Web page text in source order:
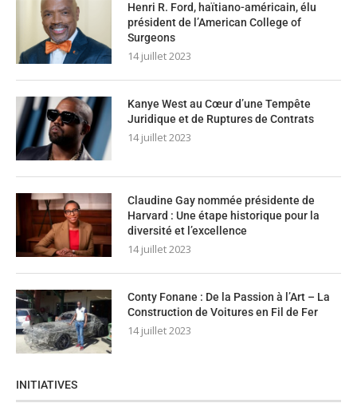
Henri R. Ford, haïtiano-américain, élu
président de l’American College of
Surgeons
14 juillet 2023
Kanye West au Cœur d’une Tempête
Juridique et de Ruptures de Contrats
14 juillet 2023
Claudine Gay nommée présidente de
Harvard : Une étape historique pour la
diversité et l’excellence
14 juillet 2023
Conty Fonane : De la Passion à l’Art – La
Construction de Voitures en Fil de Fer
14 juillet 2023
INITIATIVES